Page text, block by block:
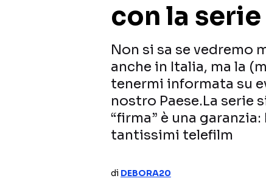
con la
Non si sa se vedremo
anche in Italia, ma la
tenermi informata su
nostro Paese.La serie
“firma” è una
tantissimi telefilm
di DEBORA20